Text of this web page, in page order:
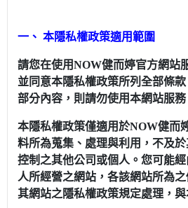
一、 本隱私權政策適用範圍
請您在使用NOW健而婷官方網站
並同意本隱私權政策所列全部條
部分內容，則請勿使用本網站服務
本隱私權政策僅適用於NOW健而
料所為蒐集、處理與利用，不及
控制之其他公司或個人。您可能
人所經營之網站，各該網站所為
其網站之隱私權政策規定處理，與